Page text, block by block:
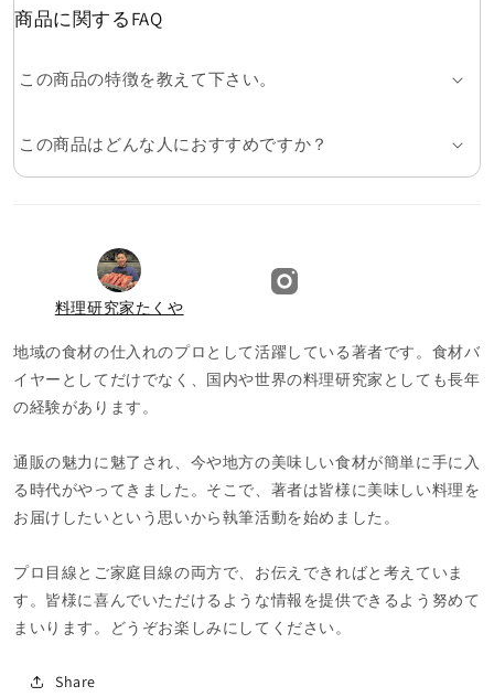
商品に関するFAQ
この商品の特徴を教えて下さい。
この商品はどんな人におすすめですか？
料理研究家たくや
地域の食材の仕入れのプロとして活躍している著者です。食材バ
イヤーとしてだけでなく、国内や世界の料理研究家としても長年
の経験があります。
通販の魅力に魅了され、今や地方の美味しい食材が簡単に手に入
る時代がやってきました。そこで、著者は皆様に美味しい料理を
お届けしたいという思いから執筆活動を始めました。
プロ目線とご家庭目線の両方で、お伝えできればと考えていま
す。皆様に喜んでいただけるような情報を提供できるよう努めて
まいります。どうぞお楽しみにしてください。
Share